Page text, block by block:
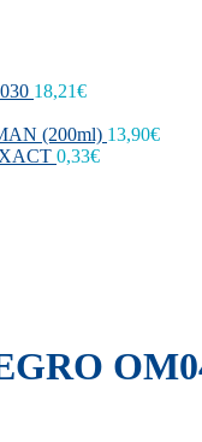
18,21€
(200ml) 13,90€
0,33€